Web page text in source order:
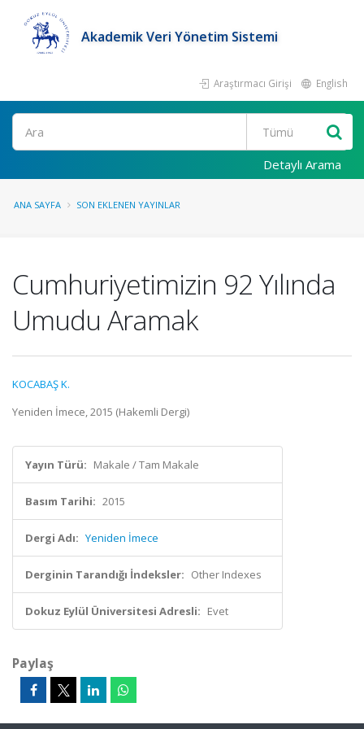
Akademik Veri Yönetim Sistemi
Araştırmacı Girişi English
Ara
Detaylı Arama
ANA SAYFA SON EKLENEN YAYINLAR
Cumhuriyetimizin 92 Yılında
Umudu Aramak
KOCABAŞ K.
Yeniden İmece, 2015 (Hakemli Dergi)
Yayın Türü: Makale / Tam Makale
Basım Tarihi: 2015
Dergi Adı: Yeniden İmece
Derginin Tarandığı İndeksler: Other Indexes
Dokuz Eylül Üniversitesi Adresli: Evet
Paylaş